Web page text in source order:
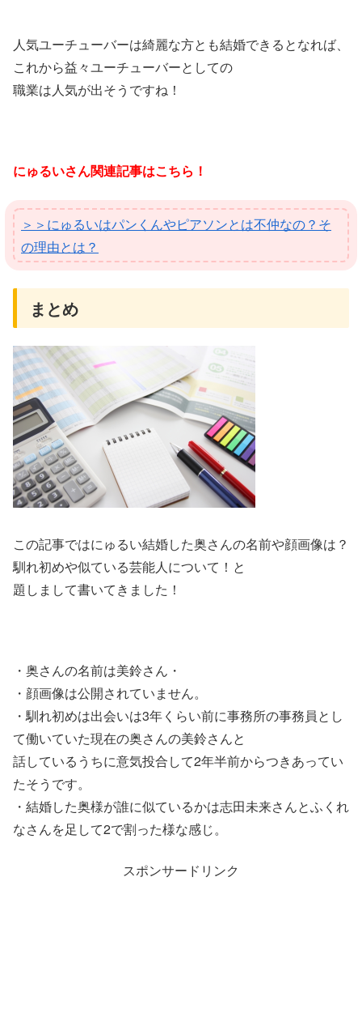
人気ユーチューバーは綺麗な方とも結婚できるとなれば、
これから益々ユーチューバーとしての
職業は人気が出そうですね！
にゅるいさん関連記事はこちら！
＞＞にゅるいはパンくんやピアソンとは不仲なの？そ
の理由とは？
まとめ
この記事ではにゅるい結婚した奥さんの名前や顔画像は？
馴れ初めや似ている芸能人について！と
題しまして書いてきました！
・奥さんの名前は美鈴さん・
・顔画像は公開されていません。
・馴れ初めは出会いは3年くらい前に事務所の事務員とし
て働いていた現在の奥さんの美鈴さんと
話しているうちに意気投合して2年半前からつきあってい
たそうです。
・結婚した奥様が誰に似ているかは志田未来さんとふくれ
なさんを足して2で割った様な感じ。
スポンサードリンク